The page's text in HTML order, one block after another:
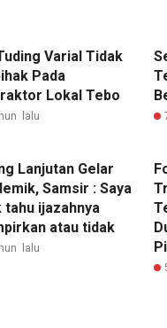
Varial Tidak
Pada
Lokal Tebo
lalu
Lanjutan Gelar
Samsir : Saya
tahu ijazahnya
atau tidak
lalu